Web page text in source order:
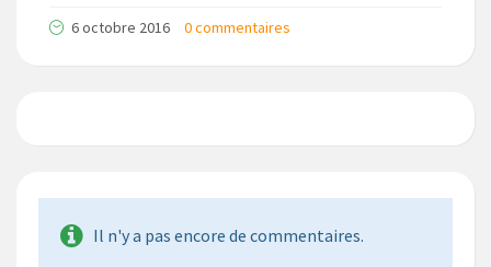
6 octobre 2016 0 commentaires
Il n'y a pas encore de commentaires.